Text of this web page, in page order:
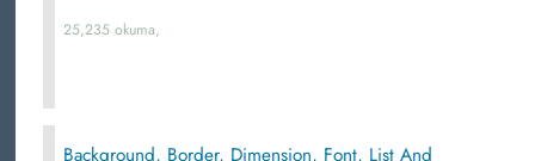
25,235 okuma,
Background, Border, Dimension, Font, List And